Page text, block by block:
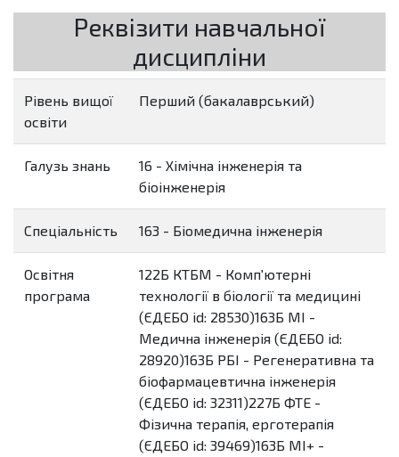
Реквізити навчальної
дисципліни
Рівень вищої
освіти
Перший (бакалаврський)
Галузь знань
16 - Хімічна інженерія та
біоінженерія
Спеціальність 163 - Біомедична інженерія
Освітня
програма
122Б КТБМ - Комп'ютерні
технології в біології та медицині
(ЄДЕБО id: 28530)163Б МІ -
Медична інженерія (ЄДЕБО id:
28920)163Б РБІ - Регенеративна та
біофармацевтична інженерія
(ЄДЕБО id: 32311)227Б ФТЕ -
Фізична терапія, ерготерапія
(ЄДЕБО id: 39469)163Б МІ+ -